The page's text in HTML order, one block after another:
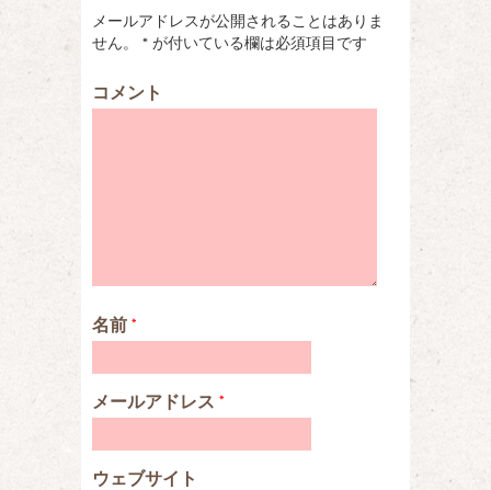
メールアドレスが公開されることはありま
せん。
* が付いている欄は必須項目です
コメント
名前 *
メールアドレス *
ウェブサイト